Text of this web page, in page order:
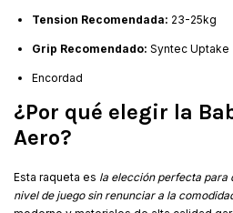
Tension Recomendada: 23-25kg
Grip Recomendado: Syntec Uptake
Encordad
¿Por qué elegir la
Aero?
Esta raqueta es la elección perfecta para
nivel de juego sin renunciar a la